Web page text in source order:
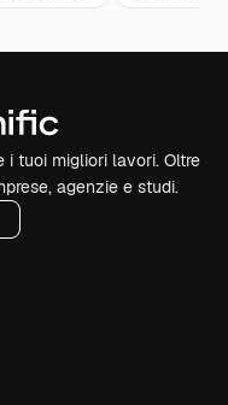
i tuoi migliori lavori. Oltre
agenzie e studi.